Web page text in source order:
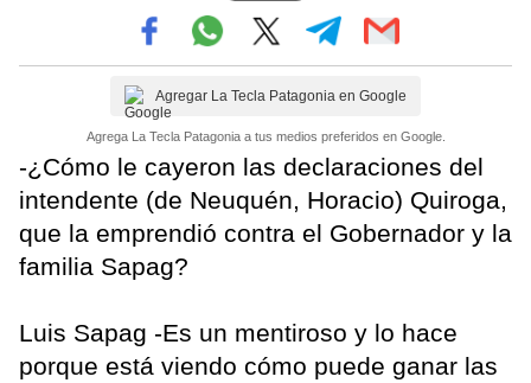
Agregar La Tecla Patagonia en Google
Agrega La Tecla Patagonia a tus medios preferidos en Google.
-¿Cómo le cayeron las declaraciones del
intendente (de Neuquén, Horacio) Quiroga,
que la emprendió contra el Gobernador y la
familia Sapag?
Luis Sapag -Es un mentiroso y lo hace
porque está viendo cómo puede ganar las